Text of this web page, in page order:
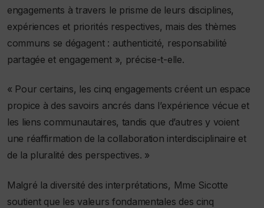
engagements à travers le prisme de leurs disciplines,
expériences et priorités respectives, mais des thèmes
communs se dégagent : authenticité, responsabilité
partagée et engagement », précise-t-elle.
« Pour certains, les cinq engagements créent un espace
propice à des savoirs ancrés dans l’expérience vécue et
les liens communautaires, tandis que d’autres y voient
une réaffirmation de la collaboration interdisciplinaire et
de la pluralité des perspectives. »
Malgré la diversité des interprétations, Mme Sicotte
soutient que les valeurs fondamentales des cinq